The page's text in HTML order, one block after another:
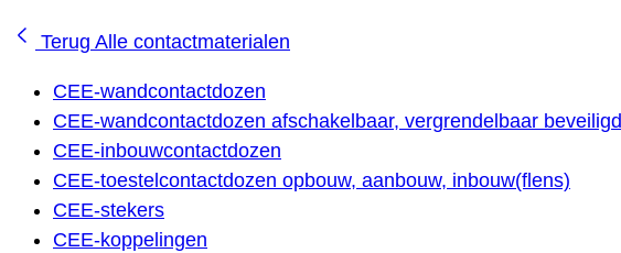
Terug Alle contactmaterialen
CEE-wandcontactdozen
CEE-wandcontactdozen afschakelbaar, vergrendelbaar beveiligd
CEE-inbouwcontactdozen
CEE-toestelcontactdozen opbouw, aanbouw, inbouw(flens)
CEE-stekers
CEE-koppelingen